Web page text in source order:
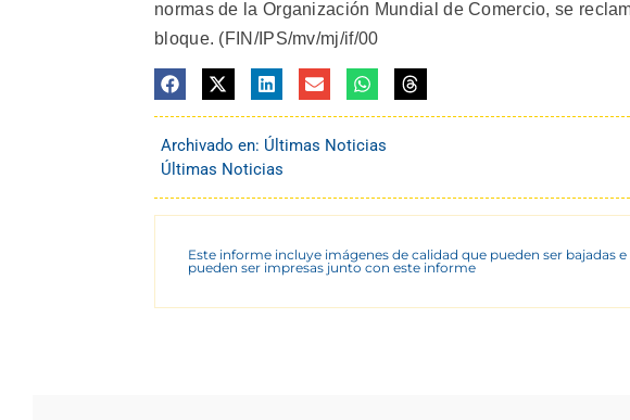
normas de la Organización Mundial de Comercio, se
bloque. (FIN/IPS/mv/mj/if/00
Archivado en: Últimas Noticias
Últimas Noticias
Este informe incluye imágenes de calidad que pueden ser bajadas
pueden ser impresas junto con este informe